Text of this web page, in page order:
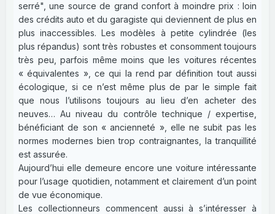
serré", une source de grand confort à moindre prix : loin
des crédits auto et du garagiste qui deviennent de plus en
plus inaccessibles. Les modèles à petite cylindrée (les
plus répandus) sont très robustes et consomment toujours
très peu, parfois même moins que les voitures récentes
« équivalentes », ce qui la rend par définition tout aussi
écologique, si ce n’est même plus de par le simple fait
que nous l’utilisons toujours au lieu d’en acheter des
neuves… Au niveau du contrôle technique / expertise,
bénéficiant de son « ancienneté », elle ne subit pas les
normes modernes bien trop contraignantes, la tranquillité
est assurée.
Aujourd’hui elle demeure encore une voiture intéressante
pour l’usage quotidien, notamment et clairement d’un point
de vue économique.
Les collectionneurs commencent aussi à s’intéresser à